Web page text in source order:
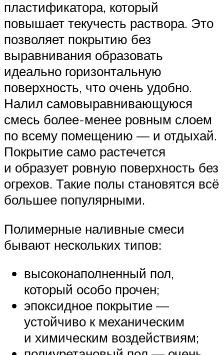
пластификатора, который
повышает текучесть раствора. Это
позволяет покрытию без
выравнивания образовать
идеально горизонтальную
поверхность, что очень удобно.
Налил самовыравнивающуюся
смесь более-менее ровным слоем
по всему помещению — и отдыхай.
Покрытие само растечется
и образует ровную поверхность без
огрехов. Такие полы становятся всё
большее популярными.
Полимерные наливные смеси
бывают нескольких типов:
высоконаполненный пол,
который особо прочен;
эпоксидное покрытие —
устойчиво к механическим
и химическим воздействиям;